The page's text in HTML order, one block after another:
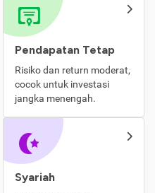
Pendapatan Tetap
Risiko dan return moderat,
cocok untuk investasi
jangka menengah.
Syariah